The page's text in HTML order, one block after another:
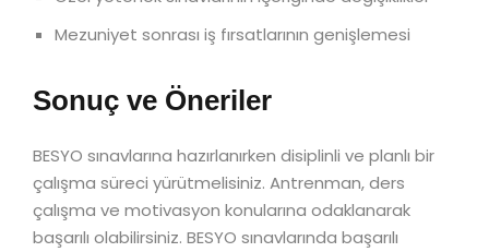
Mezuniyet sonrası iş fırsatlarının genişlemesi
Sonuç ve Öneriler
BESYO sınavlarına hazırlanırken disiplinli ve planlı bir
çalışma süreci yürütmelisiniz. Antrenman, ders
çalışma ve motivasyon konularına odaklanarak
başarılı olabilirsiniz. BESYO sınavlarında başarılı